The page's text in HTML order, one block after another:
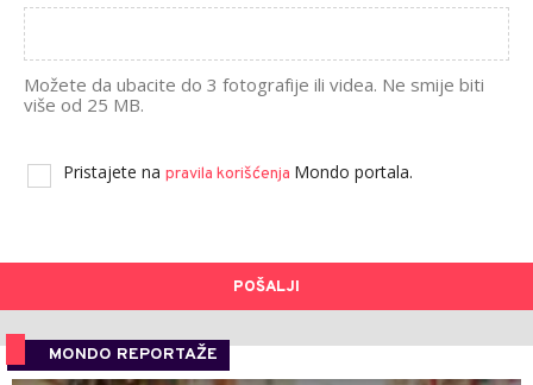
Možete da ubacite do 3 fotografije ili videa. Ne smije biti
više od 25 MB.
Pristajete na pravila korišćenja Mondo portala.
POŠALJI
MONDO REPORTAŽE